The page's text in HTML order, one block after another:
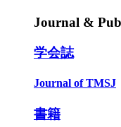
Journal &
学会誌
Journal of TMSJ
書籍